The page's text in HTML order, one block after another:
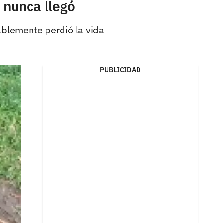
llegó
perdió la vida
PUBLICIDAD